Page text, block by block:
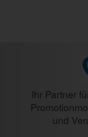
Ihr Partner
und